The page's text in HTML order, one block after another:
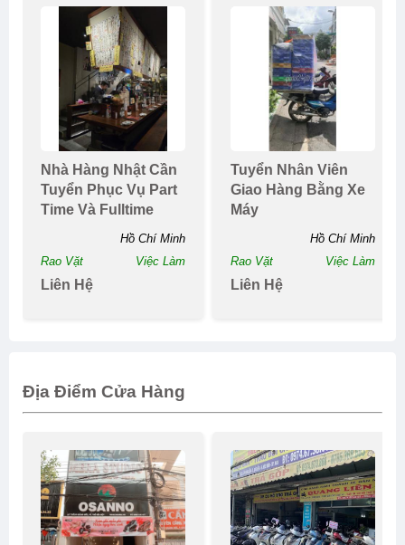
Nhà Hàng Nhật Cần
Tuyển Phục Vụ Part
Time Và Fulltime
Hồ Chí Minh
Rao Vặt
Việc Làm
Liên Hệ
Tuyển Nhân Viên
Giao Hàng Bằng Xe
Máy
Hồ Chí Minh
Rao Vặt
Việc Làm
Liên Hệ
Địa Điểm Cửa Hàng